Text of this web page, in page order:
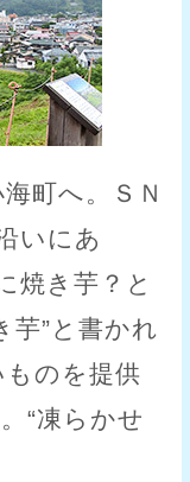
町へ。ＳＮ
いにあ
焼き芋？と
芋”と書かれ
のを提供
“凍らかせ